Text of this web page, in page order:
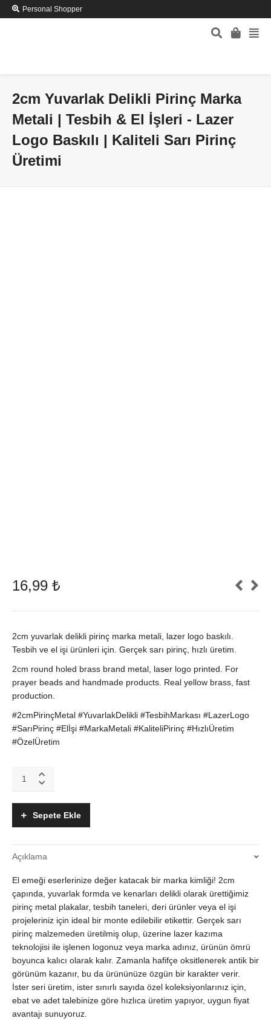
Personal Shopper
2cm Yuvarlak Delikli Pirinç Marka
Metali | Tesbih & El İşleri - Lazer
Logo Baskılı | Kaliteli Sarı Pirinç
Üretimi
16,99 ₺
2cm yuvarlak delikli pirinç marka metali, lazer logo baskılı.
Tesbih ve el işi ürünleri için. Gerçek sarı pirinç, hızlı üretim.
2cm round holed brass brand metal, laser logo printed. For
prayer beads and handmade products. Real yellow brass, fast
production.
#2cmPirinçMetal #YuvarlakDelikli #TesbihMarkası #LazerLogo
#SarıPirinç #Elİşi #MarkaMetali #KaliteliPirinç #HızlıÜretim
#ÖzelÜretim
Yuvarlak
Marka
|
Tesbih
El
İşleri
-
Lazer
Logo
Baskılı
Kaliteli
Sarı
Pirinç
Üretimi
quantity
Sepete Ekle
Açıklama
El emeği eserlerinize değer katacak bir marka kimliği! 2cm
çapında, yuvarlak formda ve kenarları delikli olarak ürettiğimiz
pirinç metal plakalar, tesbih taneleri, deri ürünler veya el işi
projeleriniz için ideal bir monte edilebilir etikettir. Gerçek sarı
pirinç malzemeden üretilmiş olup, üzerine lazer kazıma
teknolojisi ile işlenen logonuz veya marka adınız, ürünün ömrü
boyunca kalıcı olarak kalır. Zamanla hafifçe oksitlenerek antik bir
görünüm kazanır, bu da ürününüze özgün bir karakter verir.
İster seri üretim, ister sınırlı sayıda özel koleksiyonlarınız için,
ebat ve adet talebinize göre hızlıca üretim yapıyor, uygun fiyat
avantajı sunuyoruz.